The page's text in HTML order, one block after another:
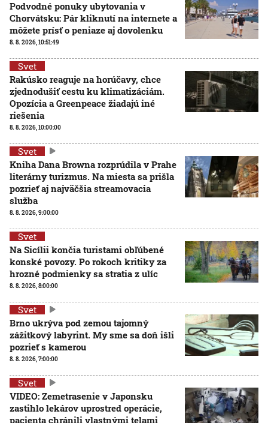
Podvodné ponuky ubytovania v
Chorvátsku: Pár kliknutí na internete a
môžete prísť o peniaze aj dovolenku
8. 8. 2026, 10:51:49
Svet
Rakúsko reaguje na horúčavy, chce
zjednodušiť cestu ku klimatizáciám.
Opozícia a Greenpeace žiadajú iné
riešenia
8. 8. 2026, 10:00:00
Svet
Kniha Dana Browna rozprúdila v Prahe
literárny turizmus. Na miesta sa prišla
pozrieť aj najväčšia streamovacia
služba
8. 8. 2026, 9:00:00
Svet
Na Sicílii končia turistami obľúbené
konské povozy. Po rokoch kritiky za
hrozné podmienky sa stratia z ulíc
8. 8. 2026, 8:00:00
Svet
Brno ukrýva pod zemou tajomný
zážitkový labyrint. My sme sa doň išli
pozrieť s kamerou
8. 8. 2026, 7:00:00
Svet
VIDEO: Zemetrasenie v Japonsku
zastihlo lekárov uprostred operácie,
pacienta chránili vlastnými telami